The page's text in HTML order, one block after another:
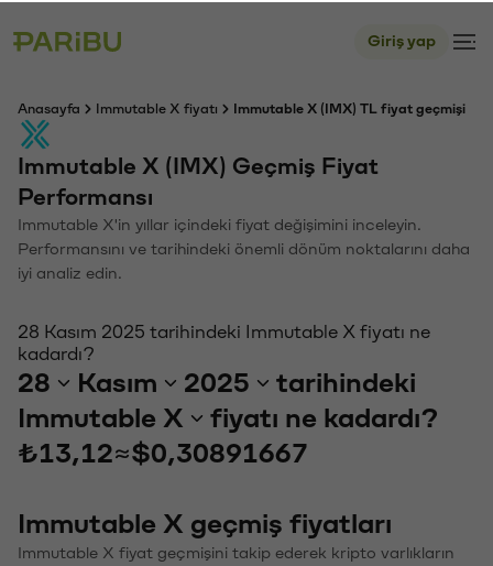
Giriş yap
Anasayfa Immutable X fiyatı Immutable X (IMX) TL fiyat geçmişi
Immutable X (IMX) Geçmiş Fiyat
Performansı
Immutable X'in yıllar içindeki fiyat değişimini inceleyin.
Performansını ve tarihindeki önemli dönüm noktalarını daha
iyi analiz edin.
28 Kasım 2025 tarihindeki Immutable X fiyatı ne
kadardı?
28 Kasım 2025
tarihindeki
Immutable X
fiyatı ne kadardı?
₺13,12≈$0,30891667
Immutable X geçmiş fiyatları
Immutable X fiyat geçmişini takip ederek kripto varlıkların